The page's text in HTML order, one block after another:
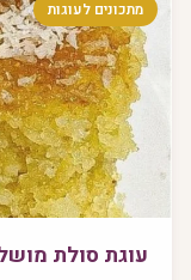
מתכונים לעוגות
עוגת סולת